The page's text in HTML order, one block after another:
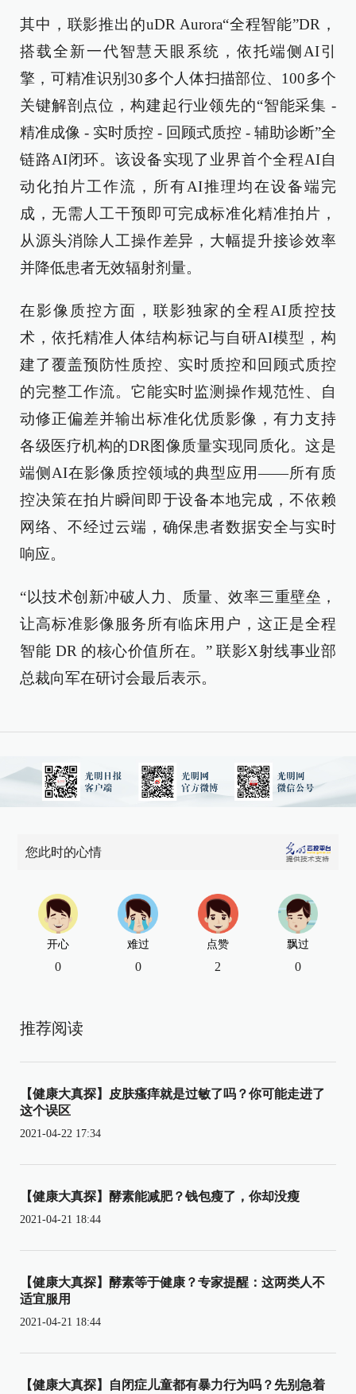
其中，联影推出的uDR Aurora“全程智能”DR，
搭载全新一代智慧天眼系统，依托端侧AI引
擎，可精准识别30多个人体扫描部位、100多个
关键解剖点位，构建起行业领先的“智能采集 -
精准成像 - 实时质控 - 回顾式质控 - 辅助诊断”全
链路AI闭环。该设备实现了业界首个全程AI自
动化拍片工作流，所有AI推理均在设备端完
成，无需人工干预即可完成标准化精准拍片，
从源头消除人工操作差异，大幅提升接诊效率
并降低患者无效辐射剂量。
在影像质控方面，联影独家的全程AI质控技
术，依托精准人体结构标记与自研AI模型，构
建了覆盖预防性质控、实时质控和回顾式质控
的完整工作流。它能实时监测操作规范性、自
动修正偏差并输出标准化优质影像，有力支持
各级医疗机构的DR图像质量实现同质化。这是
端侧AI在影像质控领域的典型应用——所有质
控决策在拍片瞬间即于设备本地完成，不依赖
网络、不经过云端，确保患者数据安全与实时
响应。
“以技术创新冲破人力、质量、效率三重壁垒，
让高标准影像服务所有临床用户，这正是全程
智能 DR 的核心价值所在。” 联影X射线事业部
总裁向军在研讨会最后表示。
您此时的心情
开心
0
难过
0
点赞
2
飘过
0
推荐阅读
【健康大真探】皮肤瘙痒就是过敏了吗？你可能走进了
这个误区
2021-04-22 17:34
【健康大真探】酵素能减肥？钱包瘦了，你却没瘦
2021-04-21 18:44
【健康大真探】酵素等于健康？专家提醒：这两类人不
适宜服用
2021-04-21 18:44
【健康大真探】自闭症儿童都有暴力行为吗？先别急着